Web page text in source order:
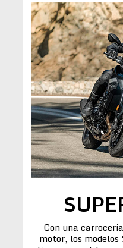
Con una
motor, los modelos